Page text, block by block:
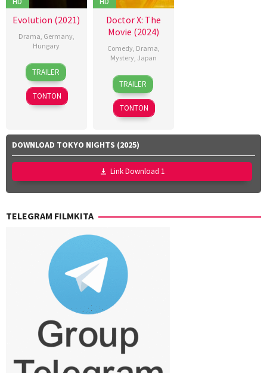
Evolution (2021)
Drama Germany,
Hungary
1
Aug
2021
Kornél
Mundruczó
TRAILER
TONTON
Doctor X: The
Movie (2024)
Comedy, Drama
Mystery, Japan
6
Dec
2024
Naoki
Tamura
TRAILER
TONTON
DOWNLOAD TOKYO NIGHTS (2025)
Link Download 1
TELEGRAM FILMKITA